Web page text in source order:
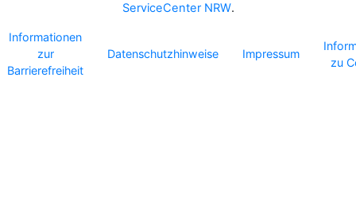
ServiceCenter NRW.
Informationen
zur
Barrierefreiheit
Datenschutzhinweise Impressum
zu